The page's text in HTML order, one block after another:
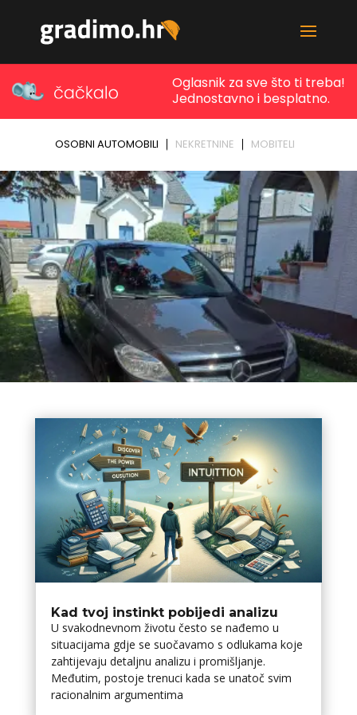
Kad tvoj instinkt pobijedi analizu
U svakodnevnom životu često se nađemo u
situacijama gdje se suočavamo s odlukama koje
zahtijevaju detaljnu analizu i promišljanje.
Međutim, postoje trenuci kada se unatoč svim
racionalnim argumentima